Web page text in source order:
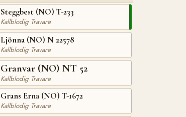
Steggbest (NO) T-233
Kallblodig Travare
Ljönna (NO) N 22578
Kallblodig Travare
Granvar (NO) NT 52
Kallblodig Travare
Grans Erna (NO) T-1672
Kallblodig Travare